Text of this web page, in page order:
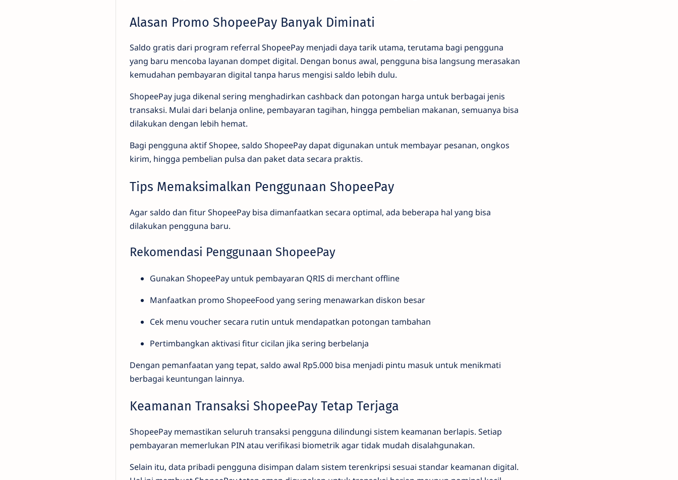
Alasan Promo ShopeePay Banyak Diminati
Saldo gratis dari program referral ShopeePay menjadi daya tarik utama, terutama bagi pengguna
yang baru mencoba layanan dompet digital. Dengan bonus awal, pengguna bisa langsung merasakan
kemudahan pembayaran digital tanpa harus mengisi saldo lebih dulu.
ShopeePay juga dikenal sering menghadirkan cashback dan potongan harga untuk berbagai jenis
transaksi. Mulai dari belanja online, pembayaran tagihan, hingga pembelian makanan, semuanya bisa
dilakukan dengan lebih hemat.
Bagi pengguna aktif Shopee, saldo ShopeePay dapat digunakan untuk membayar pesanan, ongkos
kirim, hingga pembelian pulsa dan paket data secara praktis.
Tips Memaksimalkan Penggunaan ShopeePay
Agar saldo dan fitur ShopeePay bisa dimanfaatkan secara optimal, ada beberapa hal yang bisa
dilakukan pengguna baru.
Rekomendasi Penggunaan ShopeePay
Gunakan ShopeePay untuk pembayaran QRIS di merchant offline
Manfaatkan promo ShopeeFood yang sering menawarkan diskon besar
Cek menu voucher secara rutin untuk mendapatkan potongan tambahan
Pertimbangkan aktivasi fitur cicilan jika sering berbelanja
Dengan pemanfaatan yang tepat, saldo awal Rp5.000 bisa menjadi pintu masuk untuk menikmati
berbagai keuntungan lainnya.
Keamanan Transaksi ShopeePay Tetap Terjaga
ShopeePay memastikan seluruh transaksi pengguna dilindungi sistem keamanan berlapis. Setiap
pembayaran memerlukan PIN atau verifikasi biometrik agar tidak mudah disalahgunakan.
Selain itu, data pribadi pengguna disimpan dalam sistem terenkripsi sesuai standar keamanan digital.